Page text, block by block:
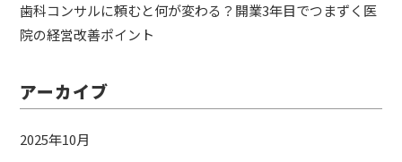
歯科コンサルに頼むと何が変わる？開業3年目でつまずく医
院の経営改善ポイント
アーカイブ
2025年10月